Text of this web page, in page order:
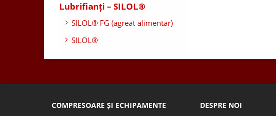
Lubrifianți – SILOL®
SILOL® FG (agreat alimentar)
SILOL®
COMPRESOARE ȘI ECHIPAMENTE DESPRE NOI